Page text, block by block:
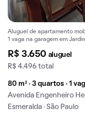
Aluguel de apartamento
1 vaga na garagem em
R$ 3.650 aluguel
R$ 4.496 total
80 m² · 3 quartos · 1
Avenida Engenheiro
Esmeralda · São Paulo